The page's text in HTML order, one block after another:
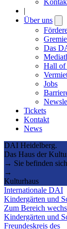
|
Über uns
Das
Hall of
Jobs
Tickets
Kontakt
News
DAI Heidelberg.
Das Haus der
→ Sie befinden
→
Kulturhaus
Internationale DAI
Kindergärten und
Zum Bereich
Kindergärten und
Freundeskreis des